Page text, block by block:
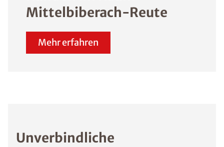
Mittelbiberach-Reute
Mehr erfahren
Unverbindliche